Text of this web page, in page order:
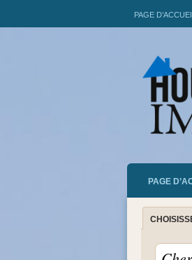
PAGE
PAGE